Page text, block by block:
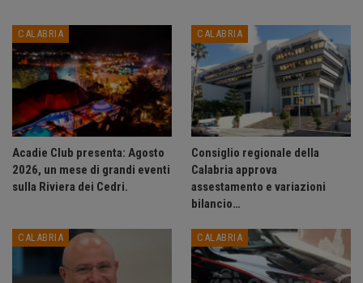
CALABRIA
Acadie Club presenta: Agosto
2026, un mese di grandi eventi
sulla Riviera dei Cedri.
CALABRIA
Consiglio regionale della
Calabria approva
assestamento e variazioni
bilancio…
CALABRIA CALABRIA